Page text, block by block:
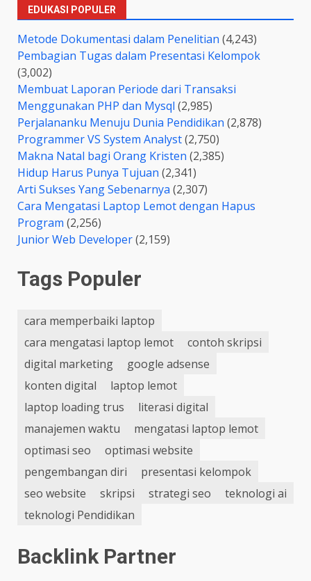
EDUKASI POPULER
Metode Dokumentasi dalam Penelitian (4,243)
Pembagian Tugas dalam Presentasi Kelompok
(3,002)
Membuat Laporan Periode dari Transaksi
Menggunakan PHP dan Mysql (2,985)
Perjalananku Menuju Dunia Pendidikan (2,878)
Programmer VS System Analyst(2,750)
Makna Natal bagi Orang Kristen (2,385)
Hidup Harus Punya Tujuan (2,341)
Arti Sukses Yang Sebenarnya (2,307)
Cara Mengatasi Laptop Lemot dengan Hapus
Program (2,256)
Junior Web Developer(2,159)
Tags Populer
cara memperbaiki laptop
cara mengatasi laptop lemot
contoh skripsi
digital marketing
google adsense
konten digital
laptop lemot
laptop loading trus
literasi digital
manajemen waktu
mengatasi laptop lemot
optimasi seo
optimasi website
pengembangan diri
presentasi kelompok
seo website
skripsi strategi seo
teknologi ai
teknologi Pendidikan
Backlink Partner